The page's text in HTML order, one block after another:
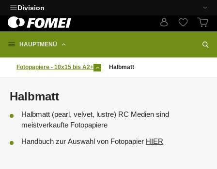
Division
HAUPTMENÜ
Fotopapiere - 10x15 bis A2+ Halbmatt
Halbmatt
Halbmatt (pearl, velvet, lustre) RC Medien sind
meistverkaufte Fotopapiere
Handbuch zur Auswahl von Fotopapier HIER